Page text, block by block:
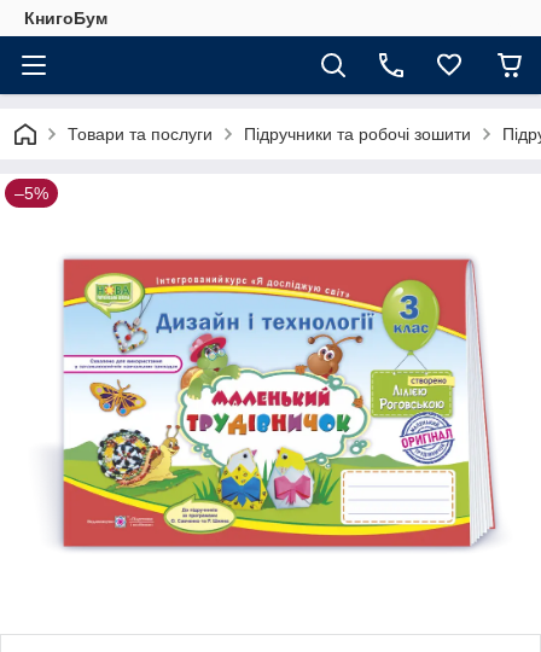
КнигоБум
Товари та послуги Підручники та робочі зошити
–5%